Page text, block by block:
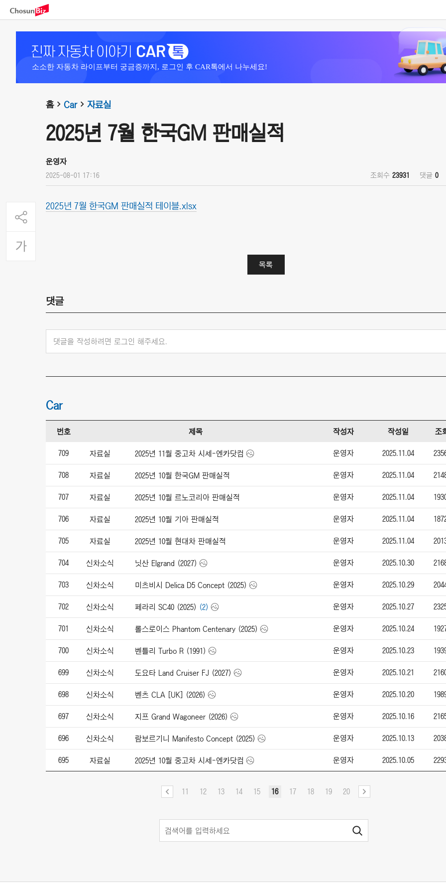
소소한 자동차 라이프부터 궁금증까지, 로그인 후 CAR톡에서 나누세요!
홈 Car 자료실
2025년 7월 한국GM 판매실적
운영자
2025-08-01 17:16 조회수 23931 댓글 0
2025년 7월 한국GM 판매실적 테이블.xlsx
목록
댓글
댓글을 작성하려면 로그인 해주세요.
Car
번호 제목 작성자 작성일 조
709 자료실 2025년 11월 중고차 시세-엔카닷컴 운영자 2025.11.04
708 자료실 2025년 10월 한국GM 판매실적 운영자 2025.11.04
707 자료실 2025년 10월 르노코리아 판매실적 운영자 2025.11.04
706 자료실 2025년 10월 기아 판매실적 운영자 2025.11.04
705 자료실 2025년 10월 현대차 판매실적 운영자 2025.11.04
704 신차소식 닛산 Elgrand (2027) 운영자 2025.10.30
703 신차소식 미츠비시 Delica D5 Concept (2025) 운영자 2025.10.29
702 신차소식 페라리 SC40 (2025) (2) 운영자 2025.10.27
701 신차소식 롤스로이스 Phantom Centenary (2025) 운영자 2025.10.24
700 신차소식 벤틀리 Turbo R (1991) 운영자 2025.10.23
699 신차소식 도요타 Land Cruiser FJ (2027) 운영자 2025.10.21
698 신차소식 벤츠 CLA [UK] (2026) 운영자 2025.10.20
697 신차소식 지프 Grand Wagoneer (2026) 운영자 2025.10.16
696 신차소식 람보르기니 Manifesto Concept (2025) 운영자 2025.10.13
695 자료실 2025년 10월 중고차 시세-엔카닷컴 운영자 2025.10.05
11 12 13 14 15 16 17 18 19 20